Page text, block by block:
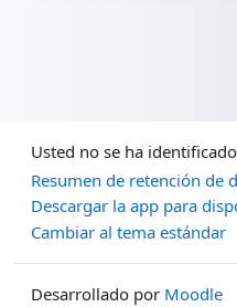
Usted no se ha
Resumen de retención de
Descargar la app para
Cambiar al tema estándar
Desarrollado por Moodle